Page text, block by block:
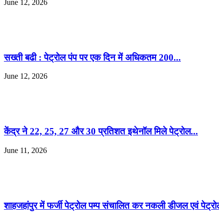
June 12, 2026
सख्ती बढी : पेट्रोल पंप पर एक दिन में अधिकतम 200...
June 12, 2026
केंद्र ने 22, 25, 27 और 30 प्रतिशत इथेनॉल मिले पेट्रोल...
June 11, 2026
शाहजहांपुर में फर्जी पेट्रोल पम्प संचालित कर नकली डीजल एवं